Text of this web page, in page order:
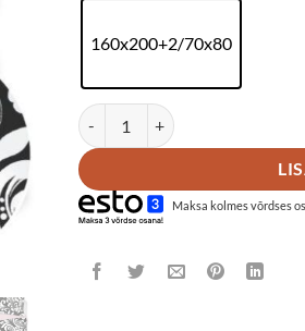
160x200+2/70x80
Voodipesukomplekt satiinist kogus
Maksa kolmes võrdses